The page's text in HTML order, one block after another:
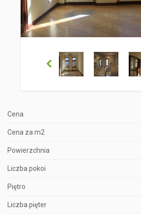
Cena
Cena za m2
Powierzchnia
Liczba pokoi
Piętro
Liczba pięter